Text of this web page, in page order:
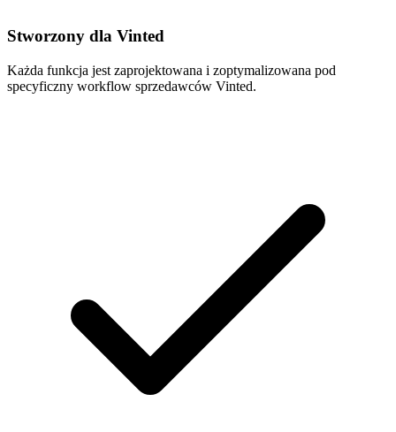
Stworzony dla Vinted
Każda funkcja jest zaprojektowana i zoptymalizowana pod
specyficzny workflow sprzedawców Vinted.